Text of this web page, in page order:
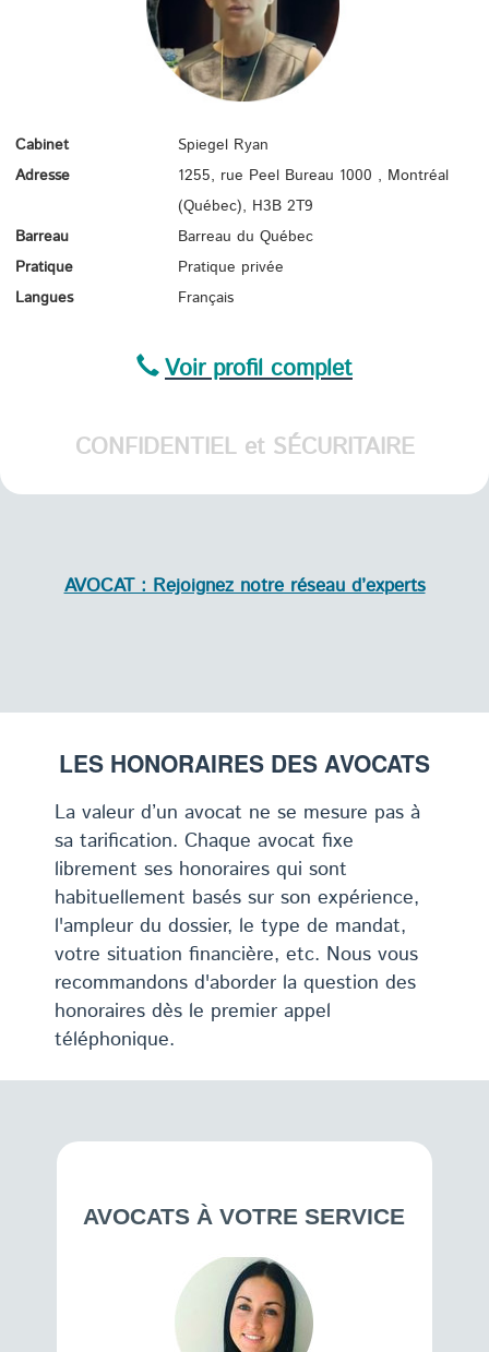
Cabinet
Spiegel Ryan
Adresse
1255, rue Peel Bureau 1000 , Montréal
(Québec), H3B 2T9
Barreau
Barreau du Québec
Pratique
Pratique privée
Langues
Français
Voir profil complet
CONFIDENTIEL et SÉCURITAIRE
AVOCAT : Rejoignez notre réseau d’experts
LES HONORAIRES DES AVOCATS
La valeur d’un avocat ne se mesure pas à
sa tarification. Chaque avocat fixe
librement ses honoraires qui sont
habituellement basés sur son expérience,
l'ampleur du dossier, le type de mandat,
votre situation financière, etc. Nous vous
recommandons d'aborder la question des
honoraires dès le premier appel
téléphonique.
AVOCATS À VOTRE SERVICE